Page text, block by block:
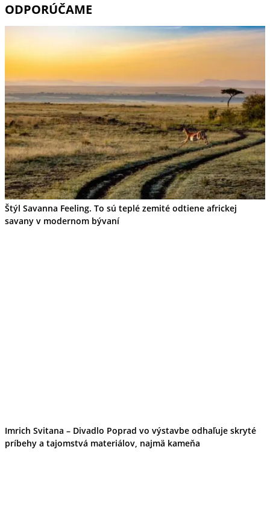
ODPORÚČAME
Štýl Savanna Feeling. To sú teplé zemité odtiene africkej
savany v modernom bývaní
Imrich Svitana – Divadlo Poprad vo výstavbe odhaľuje skryté
príbehy a tajomstvá materiálov, najmä kameňa